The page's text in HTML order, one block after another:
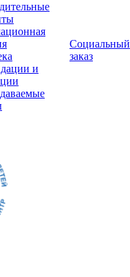
и
Социальный
заказ